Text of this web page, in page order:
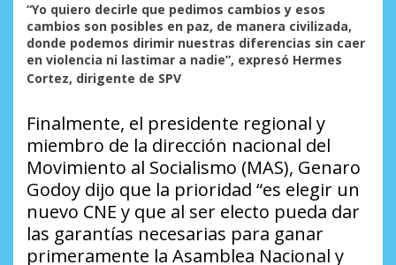
“Yo quiero decirle que pedimos cambios y esos
cambios son posibles en paz, de manera civilizada,
donde podemos dirimir nuestras diferencias sin caer
en violencia ni lastimar a nadie”, expresó Hermes
Cortez, dirigente de SPV
Finalmente, el presidente regional y
miembro de la dirección nacional del
Movimiento al Socialismo (MAS), Genaro
Godoy dijo que la prioridad “es elegir un
nuevo CNE y que al ser electo pueda dar
las garantías necesarias para ganar
primeramente la Asamblea Nacional y